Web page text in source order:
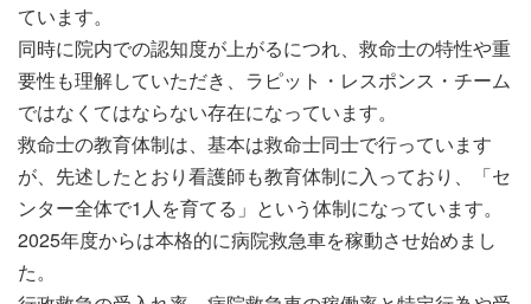
ています。
同時に院内での認知度が上がるにつれ、救命士の特性や重
要性も理解していただき、ラピット・レスポンス・チーム
ではなくてはならない存在になっています。
救命士の教育体制は、基本は救命士同士で行っています
が、先述したとおり看護師も教育体制に入っており、「セ
ンター全体で1人を育てる」という体制になっています。
2025年度からは本格的に病院救急車を稼動させ始めまし
た。